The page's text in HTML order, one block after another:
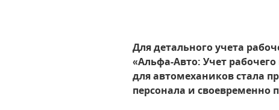
Для детального учета
«Альфа-Авто: Учет
для автомехаников стала
персонала и своевременно